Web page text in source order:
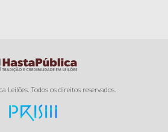
Leilões. Todos os direitos reservados.